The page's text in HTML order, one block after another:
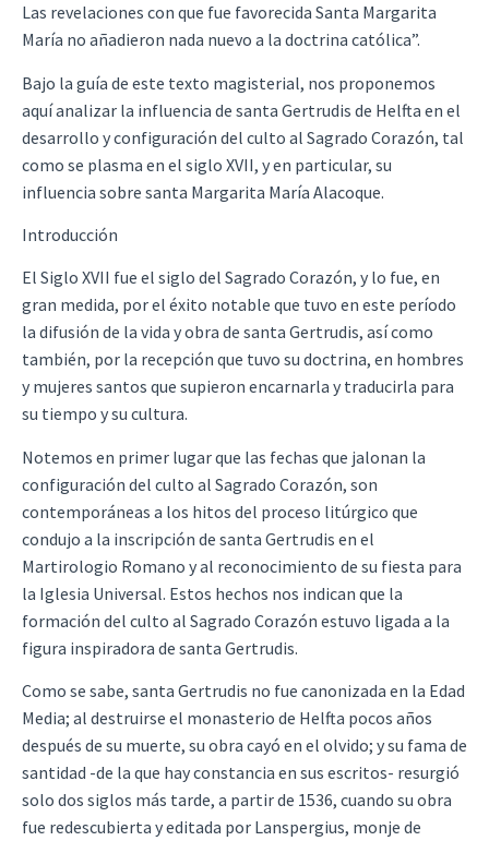
Las revelaciones con que fue favorecida Santa Margarita
María no añadieron nada nuevo a la doctrina católica”.
Bajo la guía de este texto magisterial, nos proponemos
aquí analizar la influencia de santa Gertrudis de Helfta en el
desarrollo y configuración del culto al Sagrado Corazón, tal
como se plasma en el siglo XVII, y en particular, su
influencia sobre santa Margarita María Alacoque.
Introducción
El Siglo XVII fue el siglo del Sagrado Corazón, y lo fue, en
gran medida, por el éxito notable que tuvo en este período
la difusión de la vida y obra de santa Gertrudis, así como
también, por la recepción que tuvo su doctrina, en hombres
y mujeres santos que supieron encarnarla y traducirla para
su tiempo y su cultura.
Notemos en primer lugar que las fechas que jalonan la
configuración del culto al Sagrado Corazón, son
contemporáneas a los hitos del proceso litúrgico que
condujo a la inscripción de santa Gertrudis en el
Martirologio Romano y al reconocimiento de su fiesta para
la Iglesia Universal. Estos hechos nos indican que la
formación del culto al Sagrado Corazón estuvo ligada a la
figura inspiradora de santa Gertrudis.
Como se sabe, santa Gertrudis no fue canonizada en la Edad
Media; al destruirse el monasterio de Helfta pocos años
después de su muerte, su obra cayó en el olvido; y su fama de
santidad -de la que hay constancia en sus escritos- resurgió
solo dos siglos más tarde, a partir de 1536, cuando su obra
fue redescubierta y editada por Lanspergius, monje de